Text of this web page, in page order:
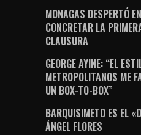
MONAGAS DESPERTÓ
CONCRETAR LA
CLAUSURA
GEORGE AYINE: “EL
METROPOLITANOS ME
UN BOX-TO-BOX”
BARQUISIMETO ES EL
ÁNGEL FLORES